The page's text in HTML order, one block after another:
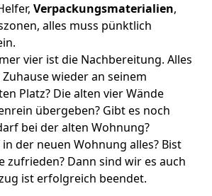
Verpackungsmaterialien,
alles muss pünktlich
vier ist die Nachbereitung. Alles
wieder an seinem
Platz? Die alten vier Wände
übergeben? Gibt es noch
bei der alten Wohnung?
der neuen Wohnung alles? Bist
zufrieden? Dann sind wir es auch
ist erfolgreich beendet.